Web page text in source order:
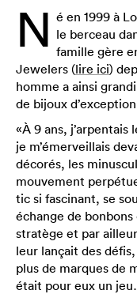
N é en 1999 à
le berceau
famille gère
Jewelers (lire ici)
homme a ainsi
de bijoux
«À 9 ans,
je m’émerveillais
décorés, les
mouvement
tic si fascinant, se
échange de bonbons
stratège et par
leur lançait des
plus de marques de
était pour eux un